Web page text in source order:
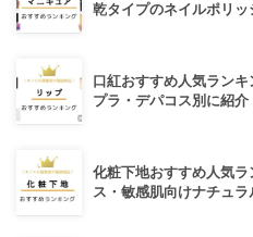
乾タイプのネイルポリッ
口紅おすすめ人気ラン
プラ・デパコス別に紹介
化粧下地おすすめ人気
ス・敏感肌向けナチュラ